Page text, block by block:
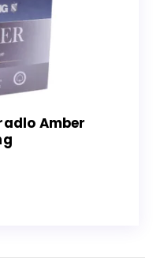
Amber